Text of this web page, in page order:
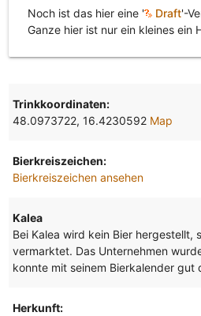
Noch ist das hier eine ' Draft'-
Ganze hier ist nur ein kleines ein
Trinkkoordinaten:
48.0973722, 16.4230592 Map
Bierkreiszeichen:
Bierkreiszeichen ansehen
Kalea
Bei Kalea wird kein Bier hergestellt,
vermarktet. Das Unternehmen
konnte mit seinem Bierkalender gut
Herkunft: